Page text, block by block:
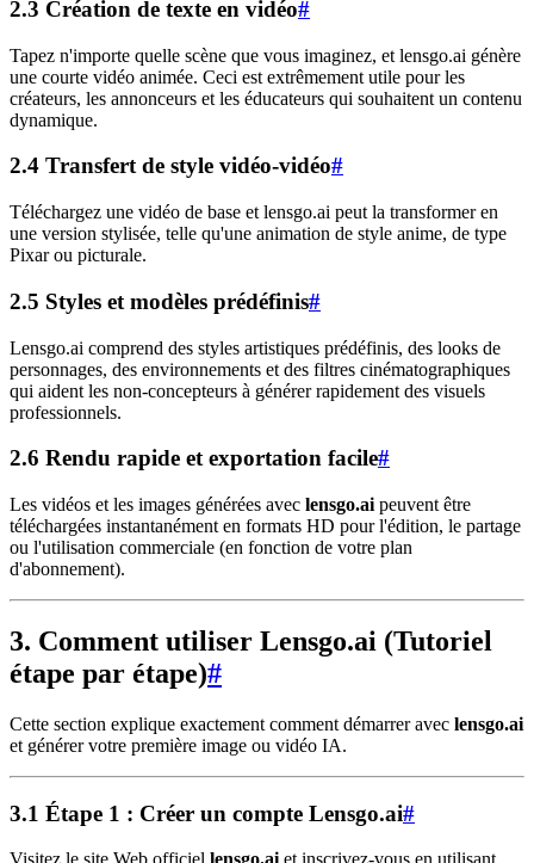
2.3 Création de texte en vidéo#
Tapez n'importe quelle scène que vous imaginez, et lensgo.ai génère
une courte vidéo animée. Ceci est extrêmement utile pour les
créateurs, les annonceurs et les éducateurs qui souhaitent un contenu
dynamique.
2.4 Transfert de style vidéo-vidéo#
Téléchargez une vidéo de base et lensgo.ai peut la transformer en
une version stylisée, telle qu'une animation de style anime, de type
Pixar ou picturale.
2.5 Styles et modèles prédéfinis#
Lensgo.ai comprend des styles artistiques prédéfinis, des looks de
personnages, des environnements et des filtres cinématographiques
qui aident les non-concepteurs à générer rapidement des visuels
professionnels.
2.6 Rendu rapide et exportation facile#
Les vidéos et les images générées avec lensgo.ai peuvent être
téléchargées instantanément en formats HD pour l'édition, le partage
ou l'utilisation commerciale (en fonction de votre plan
d'abonnement).
3. Comment utiliser Lensgo.ai (Tutoriel
étape par étape)#
Cette section explique exactement comment démarrer avec lensgo.ai
et générer votre première image ou vidéo IA.
3.1 Étape 1 : Créer un compte Lensgo.ai#